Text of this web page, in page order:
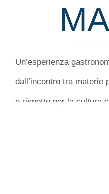
Un’esperienza
dall’incontro tra
e rispetto per la cultura